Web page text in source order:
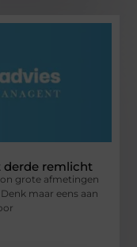
derde remlicht
grote afmetingen
maar eens aan